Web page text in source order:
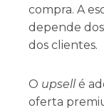
compra. A
depende
dos clientes.
O upsellé
oferta